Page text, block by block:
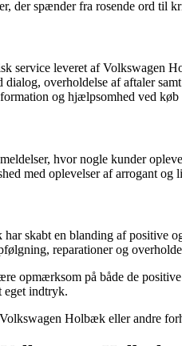
der spænder fra rosende ord til
service leveret af Volkswagen
overholdelse af aftaler
og hjælpsomhed ved
hvor nogle kunder
med oplevelser af arrogant
skabt en blanding af positive
reparationer og
opmærksom på både de
eget indtryk.
Holbæk eller andre